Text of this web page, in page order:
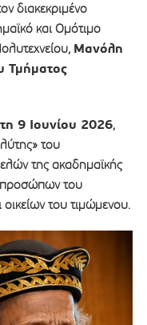
διακεκριμένο
και Ομότιμο
Μανόλη
Τμήματος
9 Ιουνίου 2026,
του
της ακαδημαϊκής
του
του τιμώμενου.